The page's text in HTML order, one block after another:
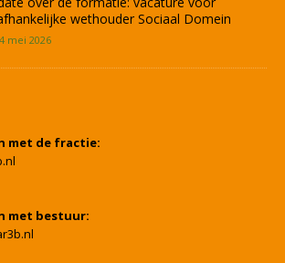
wethouder Sociaal Domein
mei 2026
met de fractie:
met bestuur: